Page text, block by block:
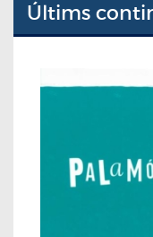
Últims